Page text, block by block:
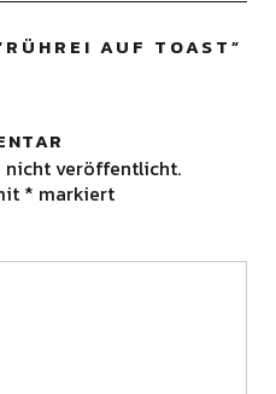
RÜHREI AUF TOAST”
nicht veröffentlicht.
* markiert